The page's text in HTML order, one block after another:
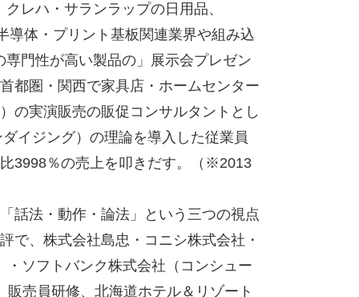
レハ・サランラップの日用品、
導体・プリント基板関連業界や組み込
門性が高い製品の」展示会プレゼン
都圏・関西で家具店・ホームセンター
の実演販売の販促コンサルタントとし
イジング）の理論を導入した従業員
3998％の売上を叩きだす。（※2013
話法・動作・論法」という三つの視点
で、株式会社島忠・コニシ株式会社・
ソフトバンク株式会社（コンシュー
売員研修、北海道ホテル＆リゾート